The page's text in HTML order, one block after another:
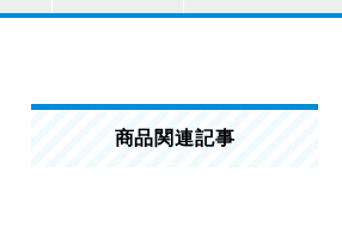
商品関連記事